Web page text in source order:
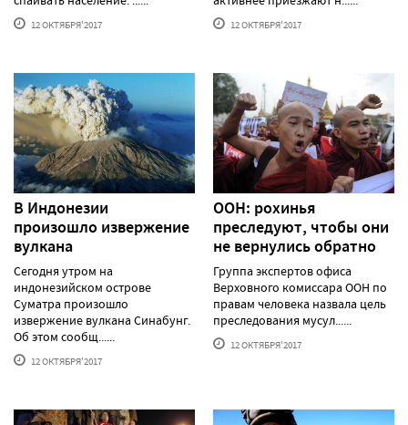
12 ОКТЯБРЯ'2017 12 ОКТЯБРЯ'2017
В Индонезии
произошло извержение
вулкана
Сегодня утром на
индонезийском острове
Суматра произошло
извержение вулкана Синабунг.
Об этом сообщ......
12 ОКТЯБРЯ'2017
ООН: рохинья
преследуют, чтобы они
не вернулись обратно
Группа экспертов офиса
Верховного комиссара ООН по
правам человека назвала цель
преследования мусул......
12 ОКТЯБРЯ'2017